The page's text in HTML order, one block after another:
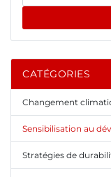
CATÉGORIES
Changement
Sensibilisation au
Stratégies de